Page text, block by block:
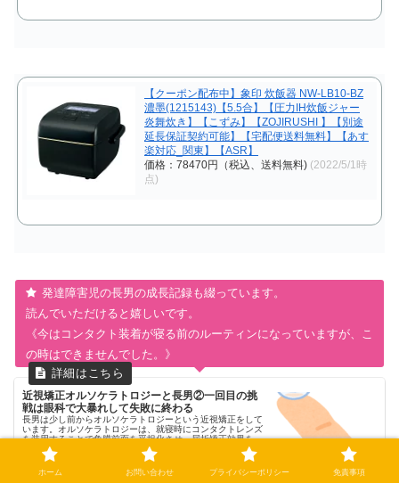
【クーポン配布中】象印 炊飯器 NW-LB10-BZ
濃墨(1215143)【5.5合】【圧力IH炊飯ジャー
炎舞炊き】【こずみ】【ZOJIRUSHI 】【別途
延長保証契約可能】【宅配便送料無料】【あす
楽対応_関東】【ASR】
価格：78470円（税込、送料無料) (2022/5/1時
点)
発達障害児の長男の成長記録も綴っています。
読んでいただけると嬉しいです。
《今はコンタクト装着が寝る前のルーティンになっていますが、こ
の時はできませんでした。》
近視矯正オルソケラトロジーと長男②一回目の挑
戦は眼科で大暴れして失敗に終わる
長男は少し前からオルソケラトロジーという近視矯正をして
います。オルソケラトロジーは、就寝時にコンタクトレンズ
を装用することで角膜前面を平坦化させ、屈折矯正効果を得
て近視を矯正する治療法です。今回は自閉症スペクトラム
（ASD）とADHD診断済...
asd-adhd-baseball.com 2022.04.26
ホーム お問い合わせ プライバシーポリシー 免責事項